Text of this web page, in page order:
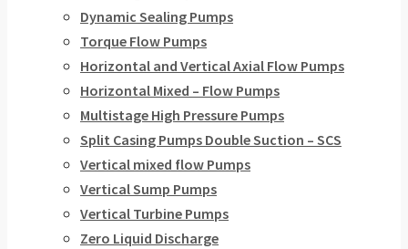
Dynamic Sealing Pumps
Torque Flow Pumps
Horizontal and Vertical Axial Flow Pumps
Horizontal Mixed – Flow Pumps
Multistage High Pressure Pumps
Split Casing Pumps Double Suction – SCS
Vertical mixed flow Pumps
Vertical Sump Pumps
Vertical Turbine Pumps
Zero Liquid Discharge